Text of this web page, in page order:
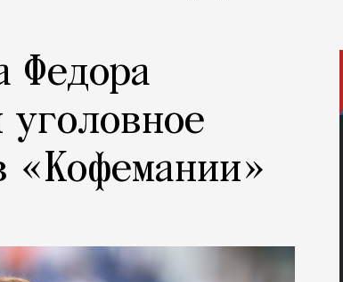
Федора
уголовное
«Кофемании»